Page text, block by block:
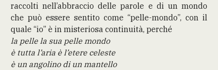
raccolti nell’abbraccio delle parole e di un mondo
che può essere sentito come “pelle-mondo”, con il
quale “io” è in misteriosa continuità, perché
la pelle la sua pelle mondo
è tutta l’aria è l’etere celeste
è un angolino di un mantello